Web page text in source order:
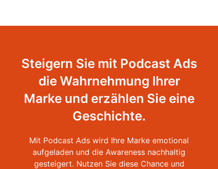
Steigern Sie mit Podcast Ads
die Wahrnehmung Ihrer
Marke und erzählen Sie eine
Geschichte.
Mit Podcast Ads wird Ihre Marke emotional
aufgeladen und die Awareness nachhaltig
gesteigert. Nutzen Sie diese Chance und